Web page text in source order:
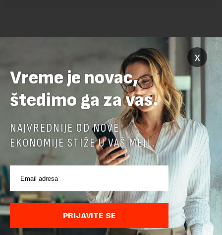
POVEZANI SADRŽAJI
x
Vreme je novac,
štedimo ga za vas.
NAJVREDNIJE OD NOVE
EKONOMIJE STIŽE U VAŠ MEJL.
PRIJAVITE SE